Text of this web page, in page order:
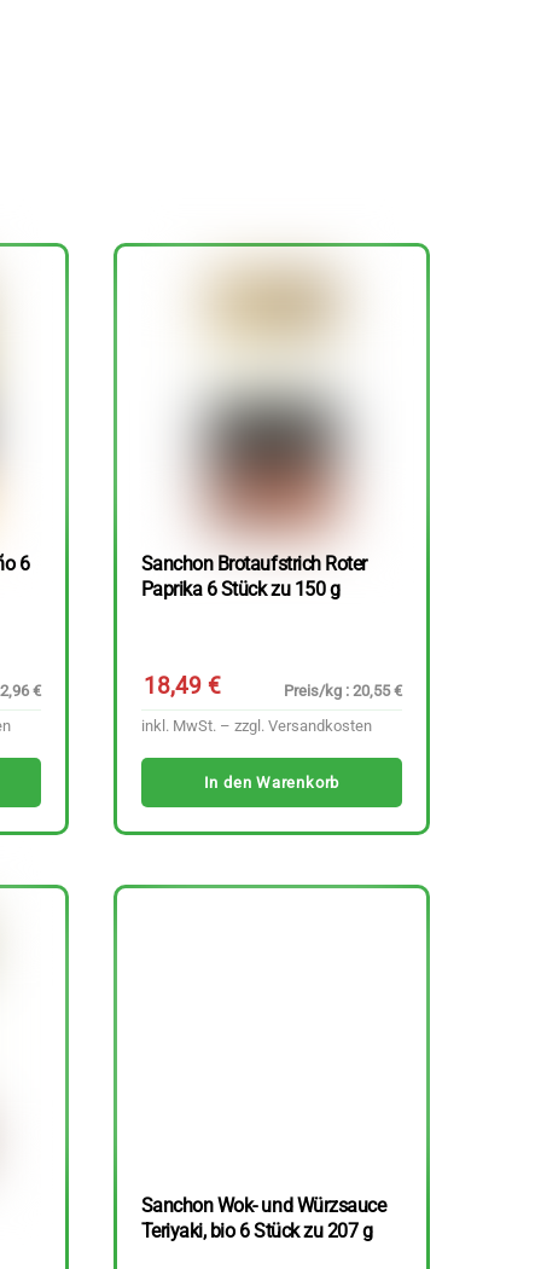
6
€
Sanchon Brotaufstrich Roter
Paprika 6 Stück zu 150 g
18,49€
Preis/kg : 20,55 €
inkl. MwSt. – zzgl. Versandkosten
In den Warenkorb
Sanchon Wok- und Würzsauce
Teriyaki, bio 6 Stück zu 207 g